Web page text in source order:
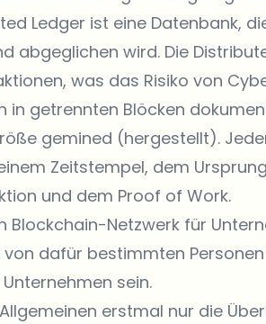
Ledger ist eine Datenbank,
abgeglichen wird. Die
was das Risiko von
in getrennten Blöcken
gemined (hergestellt).
Zeitstempel, dem
und dem Proof of Work.
Blockchain-Netzwerk für
dafür bestimmten
sein.
erstmal nur die